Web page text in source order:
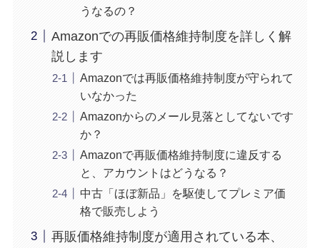
うなるの？
Amazonでの再販価格維持制度を詳しく解
説します
Amazonでは再販価格維持制度が守られて
いなかった
Amazonからのメール見落としてないです
か？
Amazonで再販価格維持制度に違反する
と、アカウントはどうなる？
中古「ほぼ新品」を駆使してプレミア価
格で販売しよう
再販価格維持制度が適用されている本、